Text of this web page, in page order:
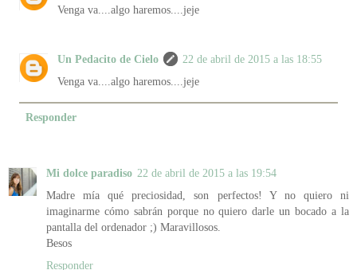
Venga va....algo haremos....jeje
Un Pedacito de Cielo
22 de abril de 2015 a las 18:55
Venga va....algo haremos....jeje
Responder
Mi dolce paradiso 22 de abril de 2015 a las 19:54
Madre mía qué preciosidad, son perfectos! Y no quiero ni
imaginarme cómo sabrán porque no quiero darle un bocado a la
pantalla del ordenador ;) Maravillosos.
Besos
Responder